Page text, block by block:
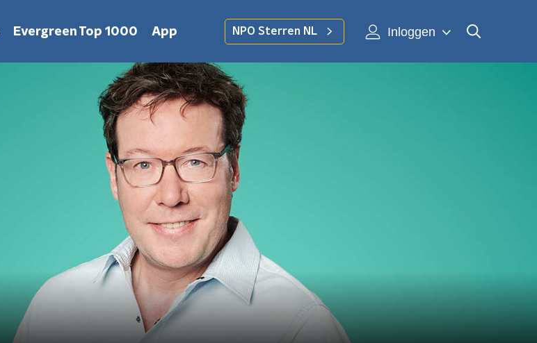
Evergreen Top 1000 App NPO Sterren NL Inloggen